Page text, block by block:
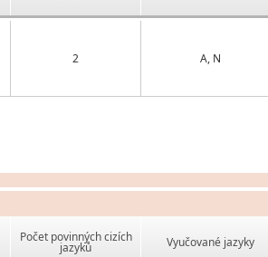
2 A, N
Počet povinných cizích
jazyků Vyučované jazyky